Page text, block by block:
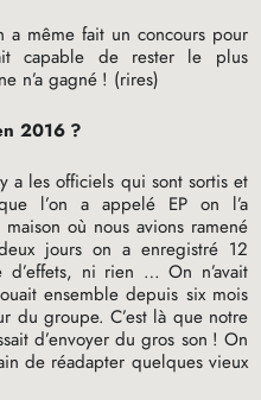
a même fait un concours pour
capable de rester le plus
n’a gagné ! (rires)
2016 ?
a les officiels qui sont sortis et
l’on a appelé EPon l’a
où nous avions ramené
jours on a enregistré 12
d’effets, ni rien … On n’avait
ensemble depuis six mois
du groupe. C’est là que notre
d’envoyer du gros son ! On
de réadapter quelques vieux